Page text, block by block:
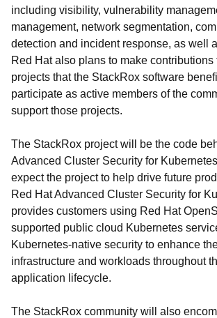
including visibility, vulnerability
management, network segmentation,
detection and incident response, as well
Red Hat also plans to make contributions
projects that the StackRox software
participate as active members of the
support those projects.
The StackRox project will be the code
Advanced Cluster Security for
expect the project to help drive future
Red Hat Advanced Cluster Security for
provides customers using Red Hat
supported public cloud Kubernetes
Kubernetes-native security to enhance
infrastructure and workloads throughout
application lifecycle.
The StackRox community will also